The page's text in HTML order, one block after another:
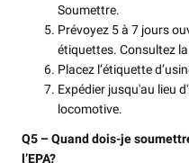
Soumettre.
Prévoyez 5 à 7 jours
étiquettes. Consultez
Placez l’étiquette
Expédier jusqu'au lieu
locomotive.
Q5 – Quand dois-je
l’EPA?